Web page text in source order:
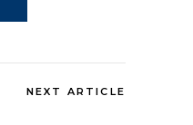
NEXT ARTICLE